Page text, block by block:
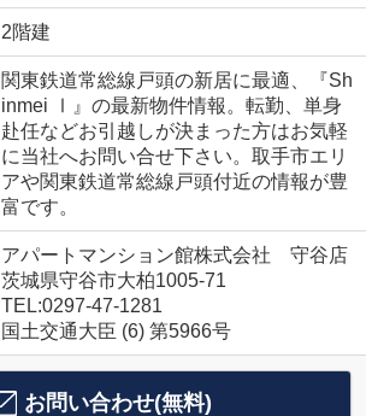
2階建
関東鉄道常総線戸頭の新居に最適、『Sh
inmei Ⅰ』の最新物件情報。転勤、単身
赴任などお引越しが決まった方はお気軽
に当社へお問い合せ下さい。取手市エリ
アや関東鉄道常総線戸頭付近の情報が豊
富です。
アパートマンション館株式会社 守谷店
茨城県守谷市大柏1005-71
TEL:0297-47-1281
国土交通大臣 (6) 第5966号
お問い合わせ(無料)